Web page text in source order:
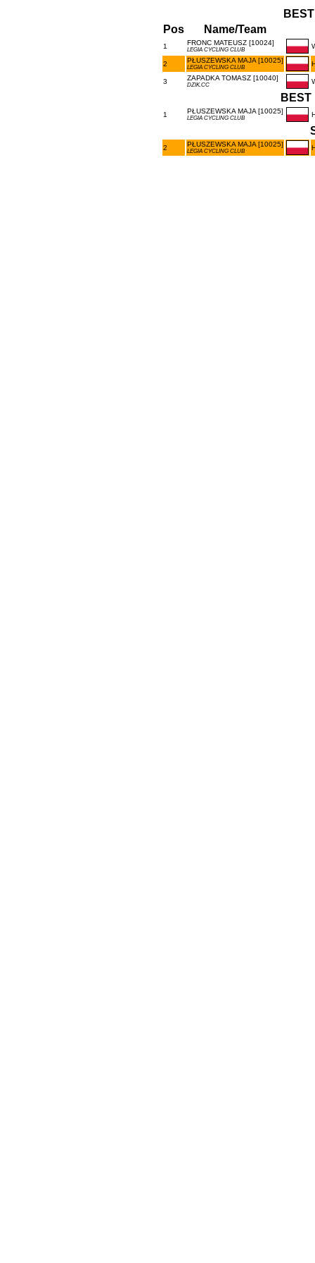
Pos
Name/Team
1 FRONC MATEUSZ [10024]
LEGIA CYCLING CLUB
2 PŁUSZEWSKA MAJA [10025]
LEGIA CYCLING CLUB
3 ZAPADKA TOMASZ [10040]
DZIK.CC
BEST
1 PŁUSZEWSKA MAJA [10025]
LEGIA CYCLING CLUB
2 PŁUSZEWSKA MAJA [10025]
LEGIA CYCLING CLUB